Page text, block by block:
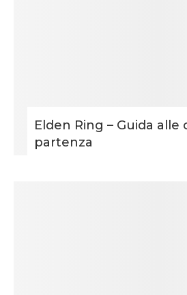
Elden Ring – Guida alle
partenza